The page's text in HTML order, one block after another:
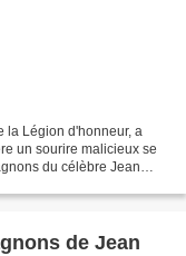
la Légion d'honneur, a
un sourire malicieux se
du célèbre Jean
de Jean